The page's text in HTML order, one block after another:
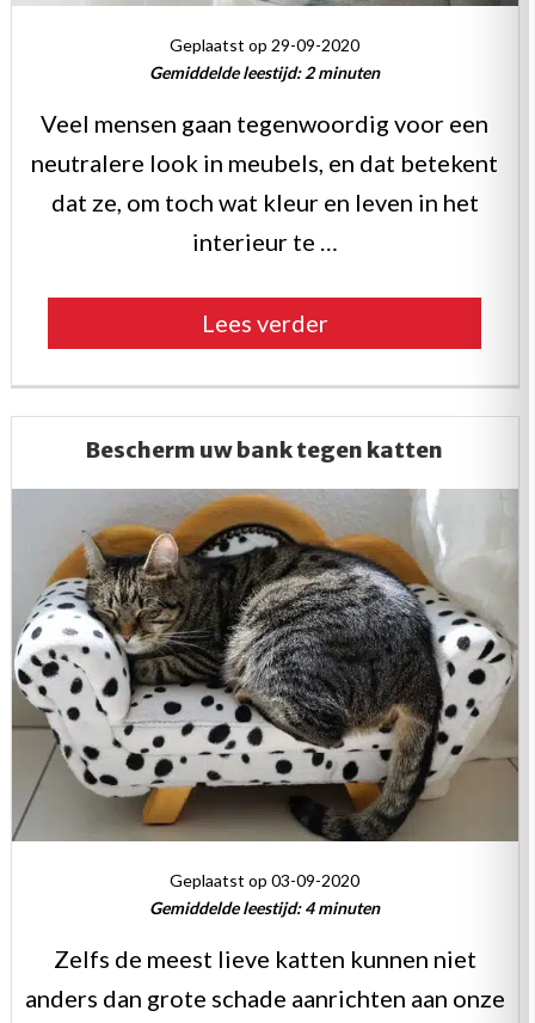
Geplaatst op 29-09-2020
Gemiddelde leestijd: 2 minuten
Veel mensen gaan tegenwoordig voor een
neutralere look in meubels, en dat betekent
dat ze, om toch wat kleur en leven in het
interieur te …
Lees verder“Breng
uw
Bescherm uw bank tegen katten
Geplaatst op 03-09-2020
Gemiddelde leestijd: 4 minuten
Zelfs de meest lieve katten kunnen niet
anders dan grote schade aanrichten aan onze